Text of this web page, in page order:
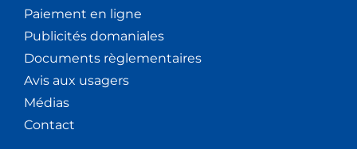
Paiement en ligne
Publicités domaniales
Documents règlementaires
Avis aux usagers
Médias
Contact